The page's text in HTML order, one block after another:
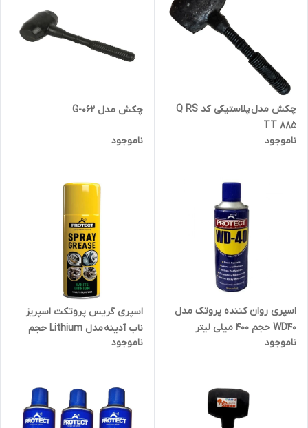
چکش مدل پلاستیکی کد Q RS
TT 885
ناموجود
چکش مدل G-062
ناموجود
اسپری روان کننده پروتک مدل
WD40 حجم 400 میلی لیتر
ناموجود
اسپری گریس پروتکت اسپریز
ناب آدینه مدل Lithium حجم
450 میلی لیتر
ناموجود